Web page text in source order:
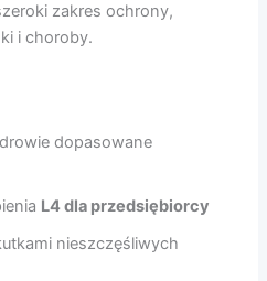
zakres ochrony,
i choroby.
dopasowane
L4 dla przedsiębiorcy
nieszczęśliwych